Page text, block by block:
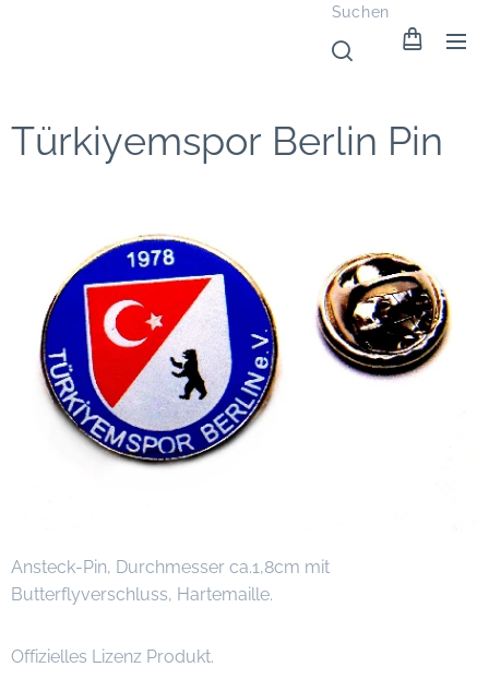
Suchen
Türkiyemspor Berlin Pin
Ansteck-Pin, Durchmesser ca.1,8cm mit
Butterflyverschluss, Hartemaille.
Offizielles Lizenz Produkt.